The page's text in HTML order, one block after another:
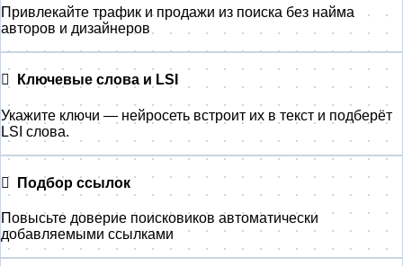
Привлекайте трафик и продажи из поиска без найма
авторов и дизайнеров
Ключевые слова и LSI
Укажите ключи — нейросеть встроит их в текст и подберёт
LSI слова.
Подбор ссылок
Повысьте доверие поисковиков автоматически
добавляемыми ссылками